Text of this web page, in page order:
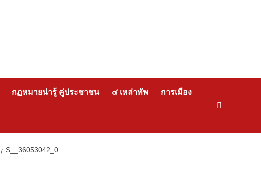
กฏหมายน่ารู้ คู่ประชาชน ๔ เหล่าทัพ การเมือง
S__36053042_0